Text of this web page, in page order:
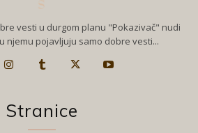
vesti u durgom planu "Pokazivač" nudi
njemu pojavljuju samo dobre vesti...
Stranice